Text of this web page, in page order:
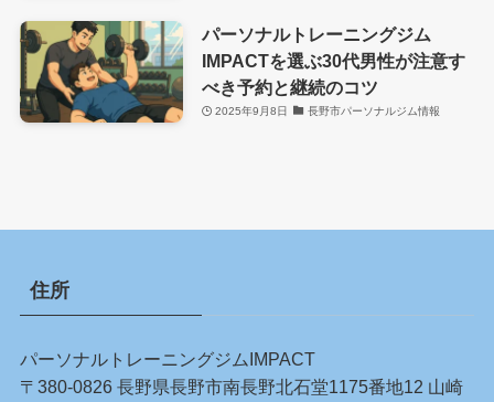
パーソナルトレーニングジム
IMPACTを選ぶ30代男性が注意す
べき予約と継続のコツ
2025年9月8日 長野市パーソナルジム情報
住所
パーソナルトレーニングジムIMPACT
〒380-0826 長野県長野市南長野北石堂1175番地12 山崎